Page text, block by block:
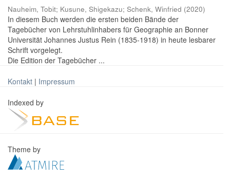
Nauheim, Tobit; Kusune, Shigekazu; Schenk, Winfried (2020)
In diesem Buch werden die ersten beiden Bände der
Tagebücher von Lehrstuhlinhabers für Geographie an Bonner
Universität Johannes Justus Rein (1835-1918) in heute lesbarer
Schrift vorgelegt.
Die Edition der Tagebücher ...
Kontakt | Impressum
Indexed by
Theme by